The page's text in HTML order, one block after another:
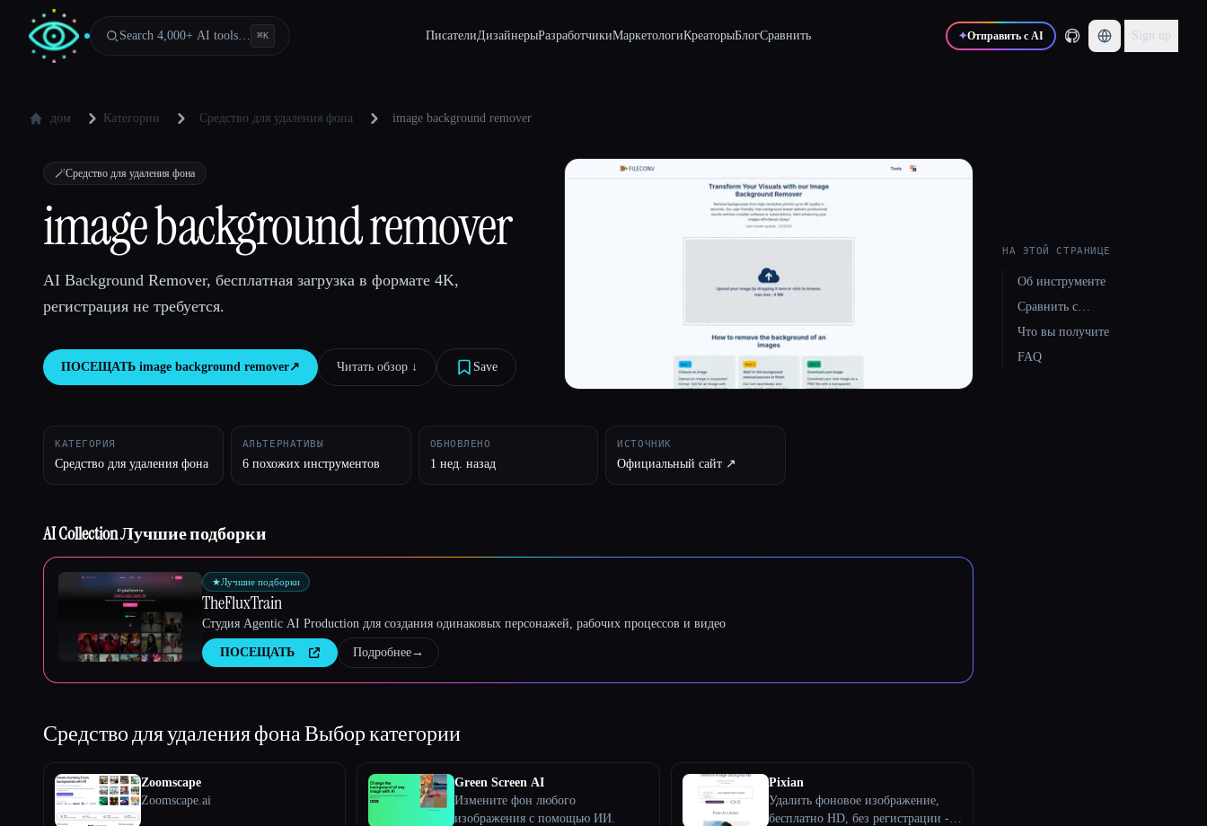
Search 4,000+ AI tools… ⌘K ПисателиДизайнерыРазработчикиМаркетологиКреаторыБлогСравнить ✦Отправить с AI Sign up
дом Категории Средство для удаления фона image background remover
🪄Средство для удаления фона
image background remover
AI Background Remover, бесплатная загрузка в формате 4K,
регистрация не требуется.
ПОСЕЩАТЬ image background remover↗︎ Читать обзор ↓︎ Save
КАТЕГОРИЯ
Средство для удаления фона
АЛЬТЕРНАТИВЫ
6 похожих инструментов
ОБНОВЛЕНО
1 нед. назад
ИСТОЧНИК
Официальный сайт ↗︎
AI Collection Лучшие подборки
★Лучшие подборки
TheFluxTrain
Студия Agentic AI Production для создания одинаковых персонажей, рабочих процессов и видео
ПОСЕЩАТЬ Подробнее→
Средство для удаления фонаВыбор категории
Zoomscape
Zoomscape.ai
Green Screen AI
Измените фон любого
изображения с помощью ИИ.
Pixian
Удалить фоновое изображение,
бесплатно HD, без регистрации -
НА ЭТОЙ СТРАНИЦЕ
Об инструменте
Сравнить с…
Что вы получите
FAQ